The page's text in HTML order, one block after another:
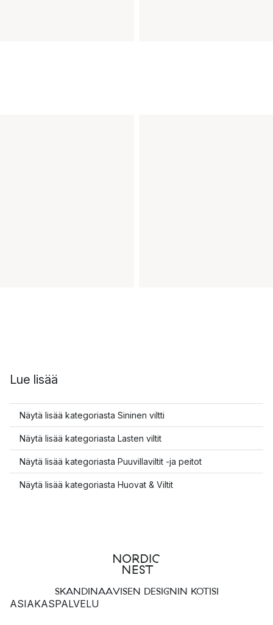
Lue lisää
Näytä lisää kategoriasta Sininen viltti
Näytä lisää kategoriasta Lasten viltit
Näytä lisää kategoriasta Puuvillaviltit -ja peitot
Näytä lisää kategoriasta Huovat & Viltit
SKANDINAAVISEN DESIGNIN KOTISI
ASIAKASPALVELU